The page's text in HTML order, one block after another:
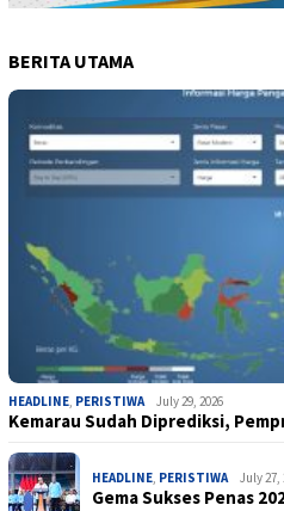
BERITA UTAMA
HEADLINE, PERISTIWA July 29, 2026
Kemarau Sudah Diprediksi,
HEADLINE, PERISTIWA July 27,
Gema Sukses Penas